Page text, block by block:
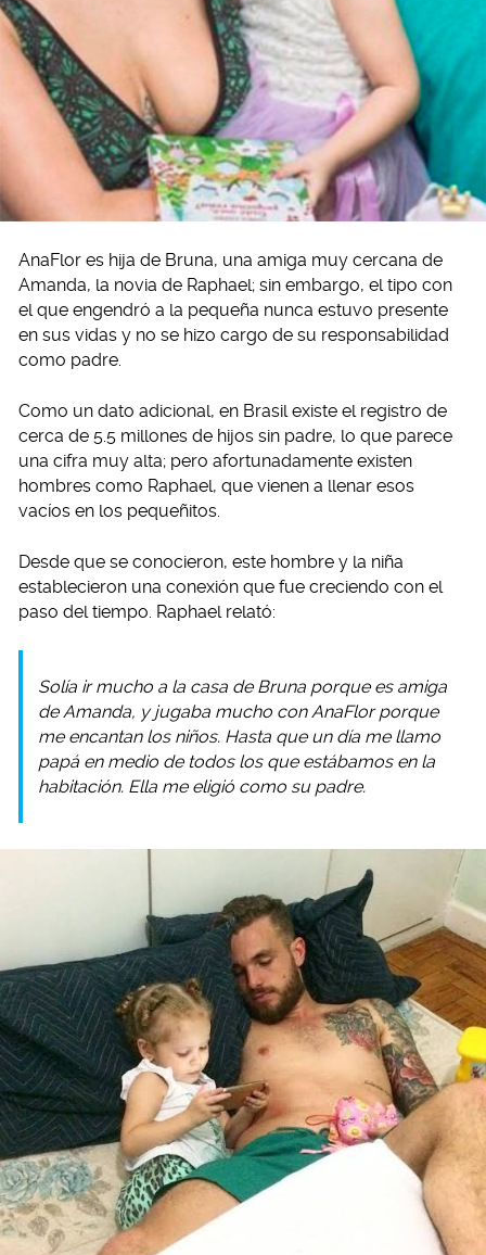
AnaFlor es hija de Bruna, una amiga muy cercana de
Amanda, la novia de Raphael; sin embargo, el tipo con
el que engendró a la pequeña nunca estuvo presente
en sus vidas y no se hizo cargo de su responsabilidad
como padre.
Como un dato adicional, en Brasil existe el registro de
cerca de 5.5 millones de hijos sin padre, lo que parece
una cifra muy alta; pero afortunadamente existen
hombres como Raphael, que vienen a llenar esos
vacíos en los pequeñitos.
Desde que se conocieron, este hombre y la niña
establecieron una conexión que fue creciendo con el
paso del tiempo. Raphael relató:
Solía ir mucho a la casa de Bruna porque es amiga
de Amanda, y jugaba mucho con AnaFlor porque
me encantan los niños. Hasta que un día me llamo
papá en medio de todos los que estábamos en la
habitación. Ella me eligió como su padre.